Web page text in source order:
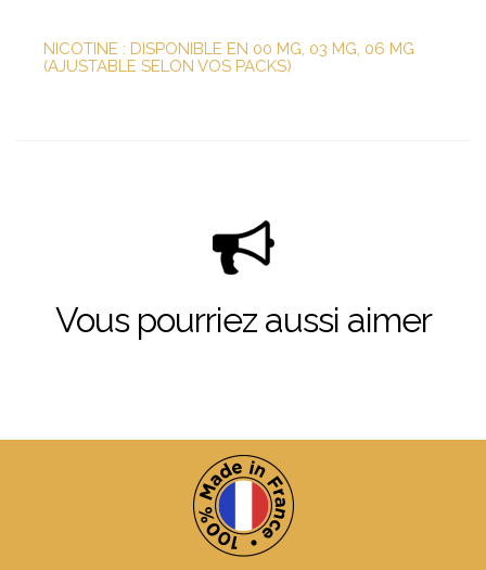
NICOTINE : DISPONIBLE EN 00 MG, 03 MG, 06 MG
(AJUSTABLE SELON VOS PACKS)
Vous pourriez aussi aimer